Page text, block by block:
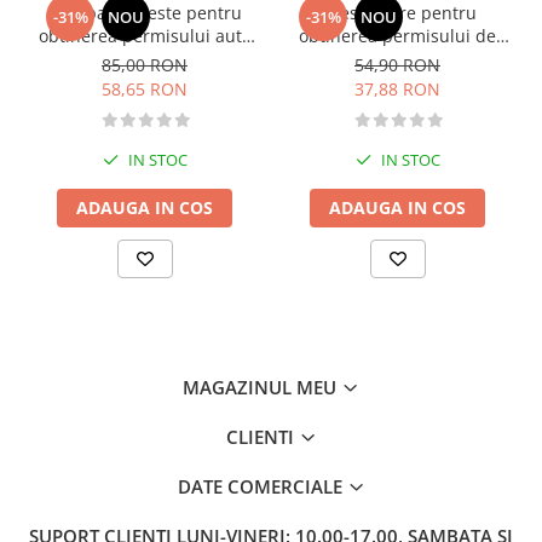
Fitness si frumusete
Diverse
Medicina alternativa
-31% NOU
Intrebari si teste pentru
obtinerea permisului auto
categoria B - editia 2026
85,00 RON
58,65 RON
IN STOC
ADAUGA IN COS
-31% NOU
Chestionare pentru
obtinerea permisului de
conducere auto - Categoria
B - 2026
54,90 RON
37,88 RON
IN STOC
ADAUGA IN COS
MAGAZINUL MEU
CLIENTI
DATE COMERCIALE
SUPORT CLIENTI LUNI-VINERI: 10.00-17.00, SAMBATA SI